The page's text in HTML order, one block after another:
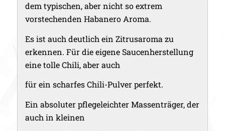
dem typischen, aber nicht so extrem
vorstechenden Habanero Aroma.
Es ist auch deutlich ein Zitrusaroma zu
erkennen. Für die eigene Saucenherstellung
eine tolle Chili, aber auch
für ein scharfes Chili-Pulver perfekt.
Ein absoluter pflegeleichter Massenträger, der
auch in kleinen